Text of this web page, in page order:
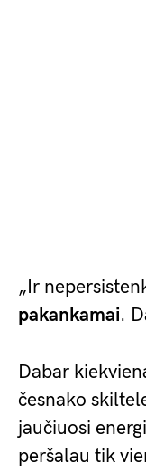
„Ir
pakankamai.
Dabar
česnako
jaučiuosi
peršalau tik